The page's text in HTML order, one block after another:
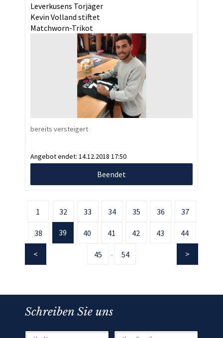
Leverkusens Torjäger
Kevin Volland stiftet
Matchworn-Trikot
bereits versteigert
Angebot endet: 14.12.2018 17:50
Beendet
1 32 33 34 35 36 37
38 39 40 41 42 43 44
45 ... 54
Schreiben Sie uns